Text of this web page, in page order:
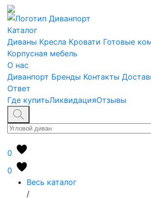
Каталог
Диваны Кресла Кровати Готовые
Корпусная мебель
О нас
Диванпорт Бренды Контакты
Ответ
Где купитьЛиквидацияОтзывы
0
0
Весь каталог
/